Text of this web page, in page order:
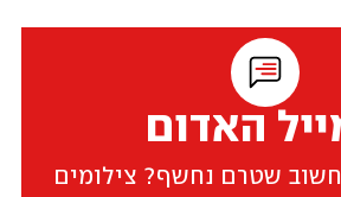
האדום
שטרם נחשף? צילומים